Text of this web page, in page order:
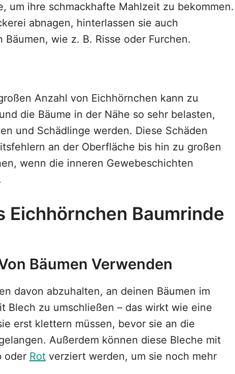
um ihre schmackhafte Mahlzeit zu bekommen.
abnagen, hinterlassen sie auch
wie z. B. Risse oder Furchen.
Anzahl von Eichhörnchen kann zu
die Bäume in der Nähe so sehr belasten,
und Schädlinge werden. Diese Schäden
an der Oberfläche bis hin zu großen
wenn die inneren Gewebeschichten
Eichhörnchen Baumrinde
Bäumen Verwenden
davon abzuhalten, an deinen Bäumen im
Blech zu umschließen – das wirkt wie eine
erst klettern müssen, bevor sie an die
Außerdem können diese Bleche mit
oder Rot verziert werden, um sie noch mehr